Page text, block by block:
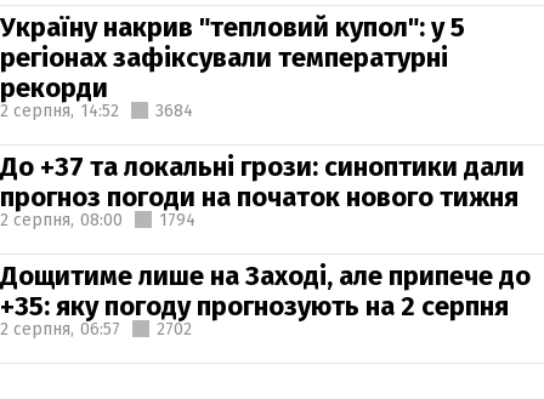
Україну накрив "тепловий купол": у 5
регіонах зафіксували температурні
рекорди
2 серпня, 14:52 3684
До +37 та локальні грози: синоптики дали
прогноз погоди на початок нового тижня
2 серпня, 08:00 1794
Дощитиме лише на Заході, але припече до
+35: яку погоду прогнозують на 2 серпня
2 серпня, 06:57 2702